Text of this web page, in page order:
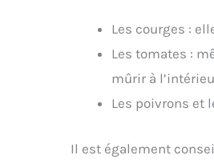
Les courges :
Les tomates :
mûrir à
Les poivrons et
Il est également